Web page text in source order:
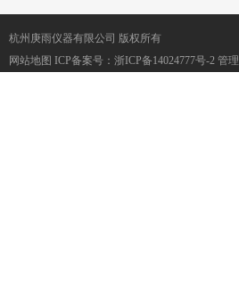
杭州庚雨仪器有限公司 版权所有
网站地图 ICP备案号： 浙ICP备14024777号-2 管